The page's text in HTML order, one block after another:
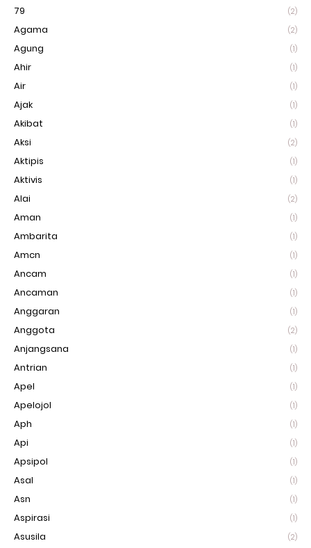
79 (2)
Agama (2)
Agung (1)
Ahir (1)
Air (1)
Ajak (1)
Akibat (1)
Aksi (2)
Aktipis (1)
Aktivis (1)
Alai (2)
Aman (1)
Ambarita (1)
Amcn (1)
Ancam (1)
Ancaman (1)
Anggaran (1)
Anggota (2)
Anjangsana (1)
Antrian (1)
Apel (1)
Apelojol (1)
Aph (1)
Api (1)
Apsipol (1)
Asal (1)
Asn (1)
Aspirasi (1)
Asusila (2)